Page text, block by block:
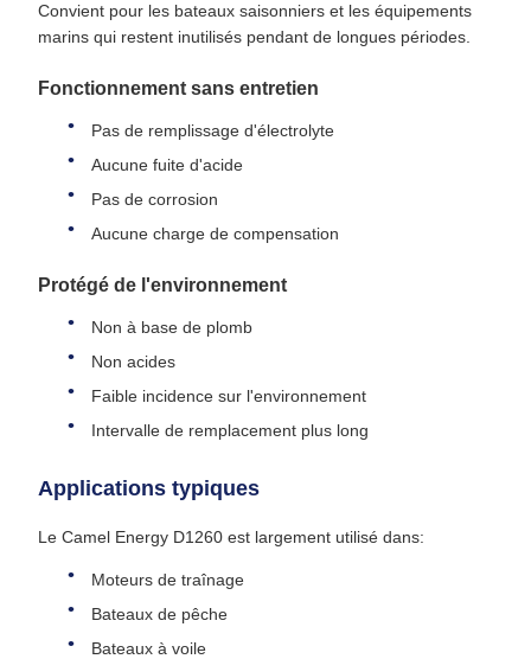
Convient pour les bateaux saisonniers et les équipements
marins qui restent inutilisés pendant de longues périodes.
Fonctionnement sans entretien
Pas de remplissage d'électrolyte
Aucune fuite d'acide
Pas de corrosion
Aucune charge de compensation
Protégé de l'environnement
Non à base de plomb
Non acides
Faible incidence sur l'environnement
Intervalle de remplacement plus long
Applications typiques
Le Camel Energy D1260 est largement utilisé dans:
Moteurs de traînage
Bateaux de pêche
Bateaux à voile